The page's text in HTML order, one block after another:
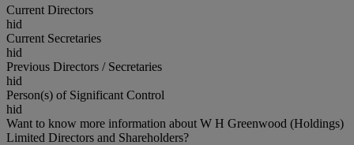
Current Directors
hid
Current Secretaries
hid
Previous Directors / Secretaries
hid
Person(s) of Significant Control
hid
Want to know more information about W H Greenwood (Holdings)
Limited Directors and Shareholders?